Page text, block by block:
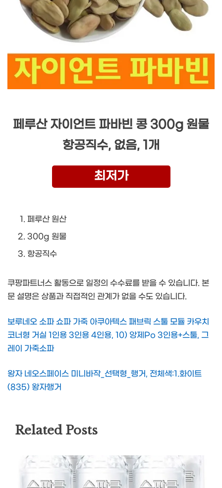
페루산 자이언트 파바빈 콩 300g 원물
항공직수, 없음, 1개
최저가
페루산 원산
300g 원물
항공직수
쿠팡파트너스 활동으로 일정의 수수료를 받을 수 있습니다. 본
문 설명은 상품과 직접적인 관계가 없을 수도 있습니다.
보루네오 소파 쇼파 가죽 아쿠아텍스 패브릭 스툴 모듈 카우치
코너형 거실 1인용 3인용 4인용, 10) 앙제Po 3인용+스툴, 그
레이 가죽소파
왕자 네오스페이스 미니바작_선택형_행거, 전체색:1.화이트
(835) 왕자행거
Related Posts